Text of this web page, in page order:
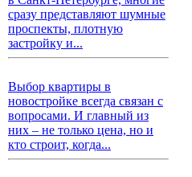
сразу представляют шумные
проспекты, плотную
застройку и...
Выбор квартиры в
новостройке всегда связан с
вопросами. И главный из
них – не только цена, но и
кто строит, когда...